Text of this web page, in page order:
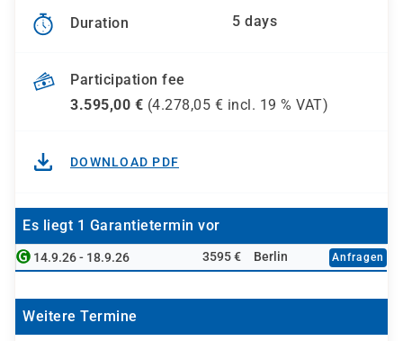
Duration 5 days
Participation fee
3.595,00 € (4.278,05 € incl. 19 % VAT)
DOWNLOAD PDF
Es liegt 1 Garantietermin vor
14.9.26 - 18.9.26 3595 € Berlin Anfragen
Weitere Termine